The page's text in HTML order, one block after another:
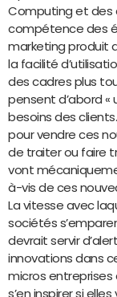
Computing et des
compétence des
marketing produit
la facilité
des cadres plus
pensent d’abord «
besoins des
pour vendre ces
de traiter ou faire
vont
à-vis de ces
La vitesse avec
sociétés
devrait servir
innovations dans
micros entreprises
s’en inspirer si